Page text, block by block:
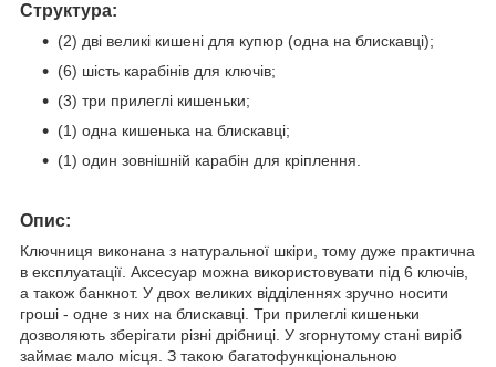
Структура:
(2) дві великі кишені для купюр (одна на блискавці);
(6) шість карабінів для ключів;
(3) три прилеглі кишеньки;
(1) одна кишенька на блискавці;
(1) один зовнішній карабін для кріплення.
Опис:
Ключниця виконана з натуральної шкіри, тому дуже практична
в експлуатації. Аксесуар можна використовувати під 6 ключів,
а також банкнот. У двох великих відділеннях зручно носити
гроші - одне з них на блискавці. Три прилеглі кишеньки
дозволяють зберігати різні дрібниці. У згорнутому стані виріб
займає мало місця. З такою багатофункціональною